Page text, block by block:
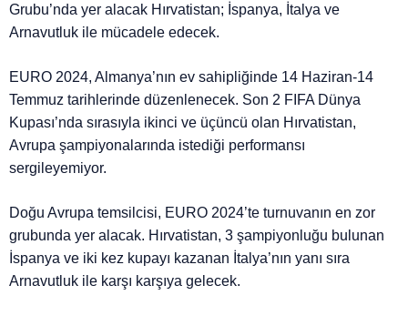
Grubu’nda yer alacak Hırvatistan; İspanya, İtalya ve
Arnavutluk ile mücadele edecek.
EURO 2024, Almanya’nın ev sahipliğinde 14 Haziran-14
Temmuz tarihlerinde düzenlenecek. Son 2 FIFA Dünya
Kupası’nda sırasıyla ikinci ve üçüncü olan Hırvatistan,
Avrupa şampiyonalarında istediği performansı
sergileyemiyor.
Doğu Avrupa temsilcisi, EURO 2024’te turnuvanın en zor
grubunda yer alacak. Hırvatistan, 3 şampiyonluğu bulunan
İspanya ve iki kez kupayı kazanan İtalya’nın yanı sıra
Arnavutluk ile karşı karşıya gelecek.